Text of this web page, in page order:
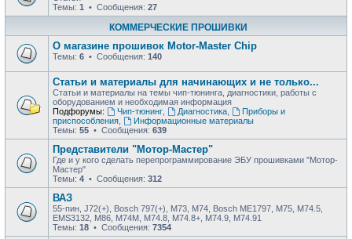
Темы: 1 • Сообщения: 27
КОММЕРЧЕСКИЕ ПРОШИВКИ
О магазине прошивок Motor-Master Chip
Темы: 6 • Сообщения: 140
Статьи и материалы для начинающих и не только...
Статьи и материалы на темы чип-тюнинга, диагностики, работы с
оборудованием и необходимая информация
Подфорумы:
Чип-тюнинг, Диагностика,
Приборы и
приспособления
Информационные материалы
Темы: 55 • Сообщения: 639
Представители "Мотор-Мастер"
Где и у кого сделать перепрограммирование ЭБУ прошивками "Мотор-
Мастер"
Темы: 4 • Сообщения: 312
ВАЗ
55-пин, J72(+), Bosch 797(+), М73, М74, Bosch ME1797, М75, М74.5,
EMS3132, М86, М74М, М74.8, М74.8+, М74.9, М74.91
Темы: 18 • Сообщения: 7354